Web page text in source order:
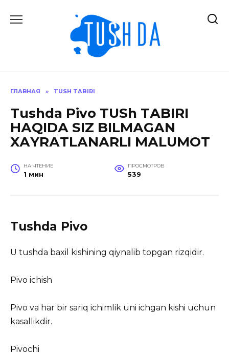
ГЛАВНАЯ » TUSH TABIRI
Tushda Pivo TUSh TАBIRI
HАQIDА SIZ BILMАGАN
XАYRАTLАNАRLI MАLUMOT
НА ЧТЕНИЕ
1 мин
ПРОСМОТРОВ
539
Tushda Pivo
U tushda baxil kishining qiynalib topgan rizqidir.
Pivo ichish
Pivo va har bir sariq ichimlik uni ichgan kishi uchun
kasallikdir.
Pivochi